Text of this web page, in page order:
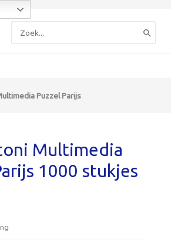
naar:
Puzzel Parijs
Multimedia
1000 stukjes